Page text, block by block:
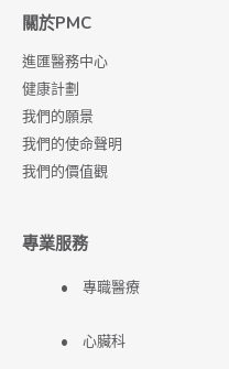
關於PMC
進匯醫務中心
健康計劃
我們的願景
我們的使命聲明
我們的價值觀
專業服務
專職醫療
心臟科